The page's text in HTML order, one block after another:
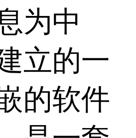
为中
立的一
的软件